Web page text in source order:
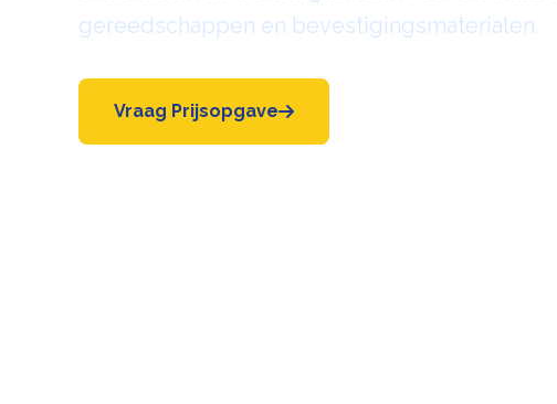
gereedschappen en bevestigingsmaterialen.
Vraag Prijsopgave